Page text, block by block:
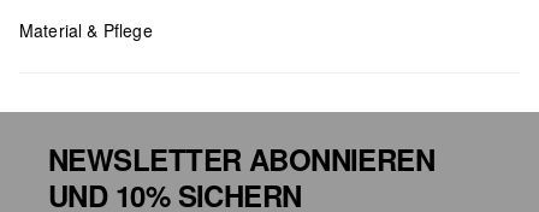
Material & Pflege
NEWSLETTER ABONNIEREN
UND 10% SICHERN